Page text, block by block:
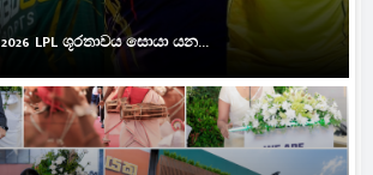
2026 LPL ශූරතාවය සොයා යන...